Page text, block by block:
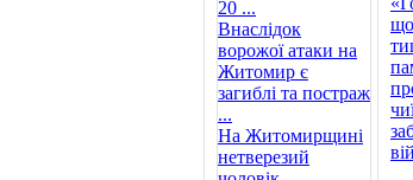
20 ...
Внаслідок
ворожої атаки на
Житомир є
загиблі та постраж
...
На Житомирщині
нетверезий